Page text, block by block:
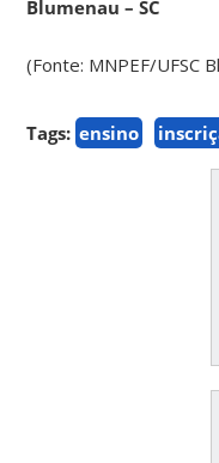
Blumenau – SC
(Fonte: MNPEF/UFSC
Tags: ensino